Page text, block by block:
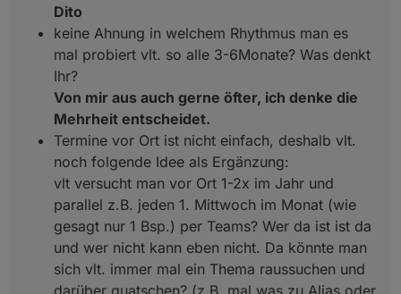
Dito
keine Ahnung in welchem Rhythmus man es
mal probiert vlt. so alle 3-6Monate? Was denkt
Ihr?
Von mir aus auch gerne öfter, ich denke die
Mehrheit entscheidet.
Termine vor Ort ist nicht einfach, deshalb vlt.
noch folgende Idee als Ergänzung:
vlt versucht man vor Ort 1-2x im Jahr und
parallel z.B. jeden 1. Mittwoch im Monat (wie
gesagt nur 1 Bsp.) per Teams? Wer da ist ist da
und wer nicht kann eben nicht. Da könnte man
sich vlt. immer mal ein Thema raussuchen und
darüber quatschen? (z.B. mal was zu Alias oder